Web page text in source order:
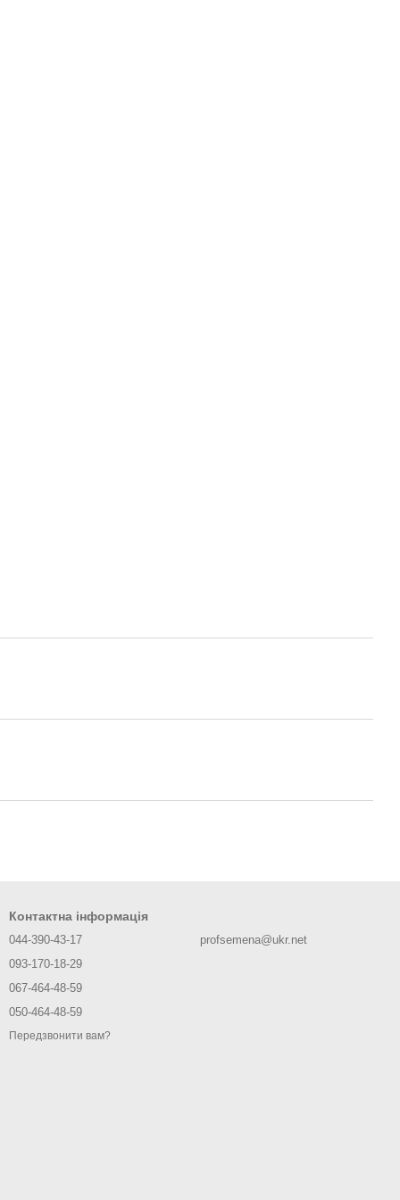
Контактна інформація
044-390-43-17
093-170-18-29
067-464-48-59
050-464-48-59
Передзвонити вам?
profsemena@ukr.net